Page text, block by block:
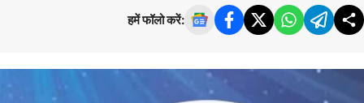
हमें फॉलो करें: